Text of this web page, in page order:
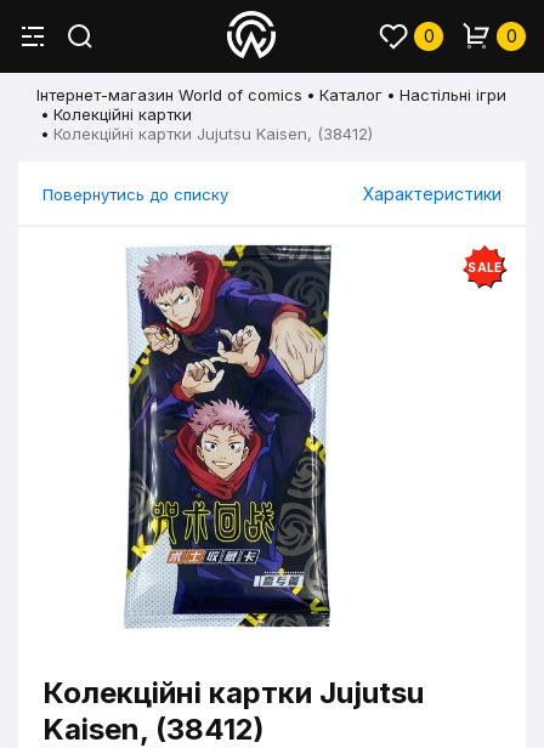
0 0
Інтернет-магазин World of comics Каталог
Настільні ігри
Колекційні картки
Колекційні картки Jujutsu Kaisen, (38412)
Повернутись до списку Характеристики
SALE
Колекційні картки Jujutsu
Kaisen, (38412)